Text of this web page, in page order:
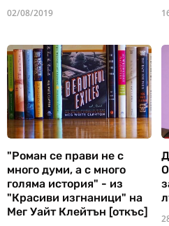
02/08/2019
"Роман се прави не с
много думи, а с много
голяма история" - из
"Красиви изгнаници" на
Мег Уайт Клейтън [откъс]